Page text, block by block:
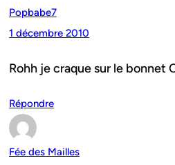
Popbabe7
1 décembre 2010
Rohh je craque sur le bonnet
Répondre
Fée des Mailles